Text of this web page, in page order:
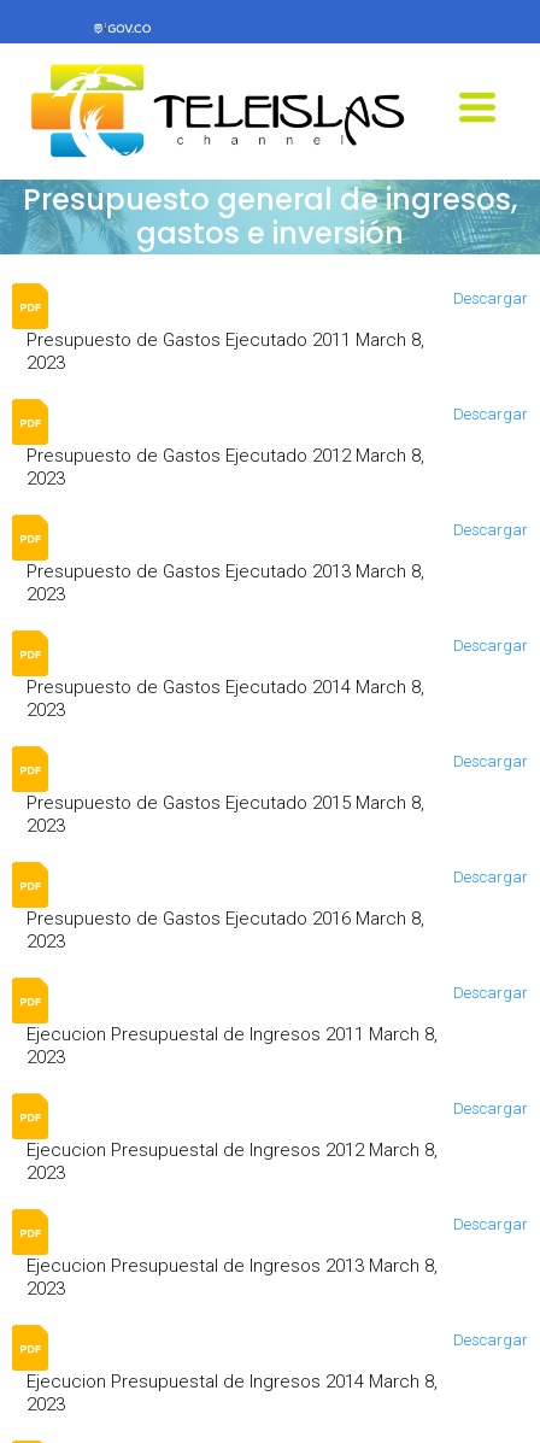
Presupuesto general de ingresos,
gastos e inversión
Presupuesto de Gastos Ejecutado 2011 March 8,
2023
Descargar
Presupuesto de Gastos Ejecutado 2012 March 8,
2023
Descargar
Presupuesto de Gastos Ejecutado 2013 March 8,
2023
Descargar
Presupuesto de Gastos Ejecutado 2014 March 8,
2023
Descargar
Presupuesto de Gastos Ejecutado 2015 March 8,
2023
Descargar
Presupuesto de Gastos Ejecutado 2016 March 8,
2023
Descargar
Ejecucion Presupuestal de Ingresos 2011 March 8,
2023
Descargar
Ejecucion Presupuestal de Ingresos 2012 March 8,
2023
Descargar
Ejecucion Presupuestal de Ingresos 2013 March 8,
2023
Descargar
Ejecucion Presupuestal de Ingresos 2014 March 8,
2023
Descargar